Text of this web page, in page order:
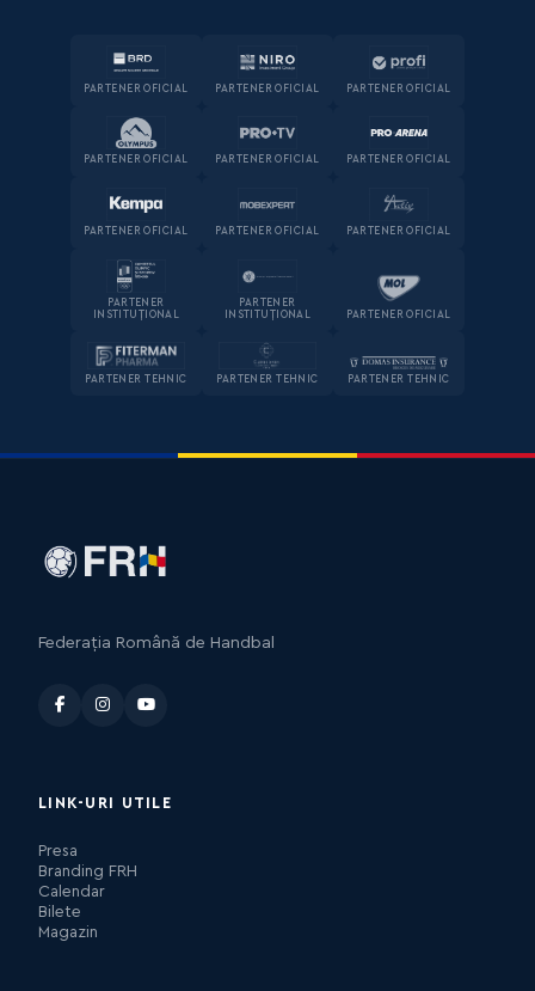
PARTENER OFICIAL PARTENER OFICIAL PARTENER OFICIAL
PARTENER OFICIAL PARTENER OFICIAL PARTENER OFICIAL
PARTENER OFICIAL PARTENER OFICIAL PARTENER OFICIAL
PARTENER
INSTITUȚIONAL
PARTENER
INSTITUȚIONAL
PARTENER OFICIAL
PARTENER TEHNIC PARTENER TEHNIC PARTENER TEHNIC
Federația Română de Handbal
LINK-URI UTILE
Presa
Branding FRH
Calendar
Bilete
Magazin